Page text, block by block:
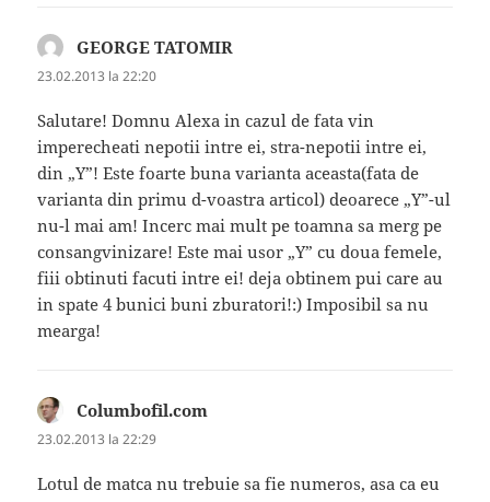
GEORGE TATOMIR
23.02.2013 la 22:20
Salutare! Domnu Alexa in cazul de fata vin
imperecheati nepotii intre ei, stra-nepotii intre ei,
din „Y”! Este foarte buna varianta aceasta(fata de
varianta din primu d-voastra articol) deoarece „Y”-ul
nu-l mai am! Incerc mai mult pe toamna sa merg pe
consangvinizare! Este mai usor „Y” cu doua femele,
fiii obtinuti facuti intre ei! deja obtinem pui care au
in spate 4 bunici buni zburatori!:) Imposibil sa nu
mearga!
Columbofil.com
23.02.2013 la 22:29
Lotul de matca nu trebuie sa fie numeros, asa ca eu